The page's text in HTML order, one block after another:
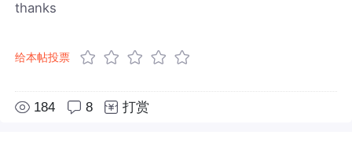
thanks
给本帖投票
184 8 打赏